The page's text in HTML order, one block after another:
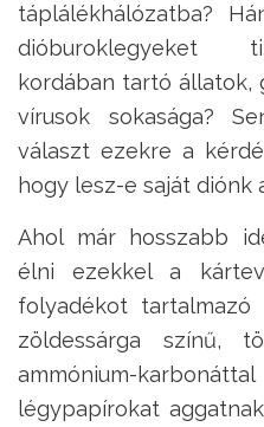
táplálékhálózatba?
dióburoklegyeket
kordában tartó állatok,
vírusok sokasága?
választ ezekre a
hogy lesz-e saját
Ahol már hosszabb
élni ezekkel a
folyadékot
zöldessárga színű,
ammónium-
légypapírokat